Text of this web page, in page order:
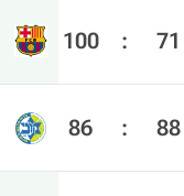
100 : 71
86 : 88